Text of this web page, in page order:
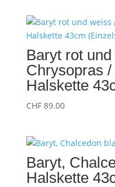
Baryt rot
Chrysopras
Halskette
CHF89.00
Baryt,
Halskette